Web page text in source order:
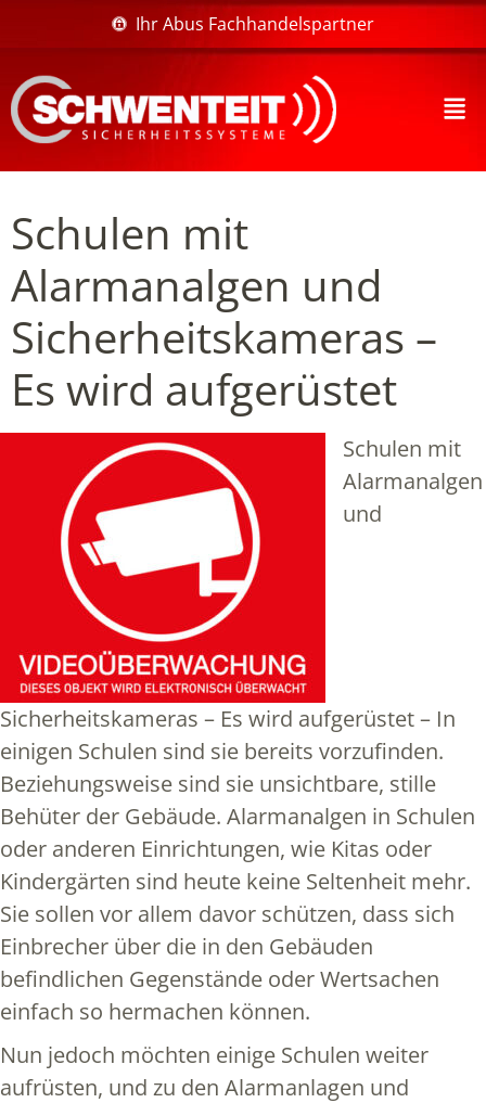
Ihr Abus Fachhandelspartner
Schulen mit
Alarmanalgen und
Sicherheitskameras –
Es wird aufgerüstet
Schulen mit
Alarmanalgen
und
Sicherheitskameras – Es wird aufgerüstet – In
einigen Schulen sind sie bereits vorzufinden.
Beziehungsweise sind sie unsichtbare, stille
Behüter der Gebäude. Alarmanalgen in Schulen
oder anderen Einrichtungen, wie Kitas oder
Kindergärten sind heute keine Seltenheit mehr.
Sie sollen vor allem davor schützen, dass sich
Einbrecher über die in den Gebäuden
befindlichen Gegenstände oder Wertsachen
einfach so hermachen können.
Nun jedoch möchten einige Schulen weiter
aufrüsten, und zu den Alarmanlagen und